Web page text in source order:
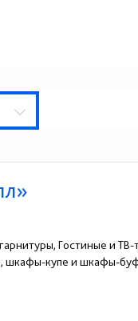
Гостиные и
шкафы-купе и шкафы-